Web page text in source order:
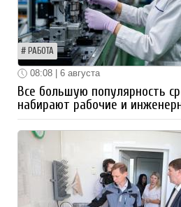
РАБОТА
08:08 | 6 августа
Все большую популярность
набирают рабочие и